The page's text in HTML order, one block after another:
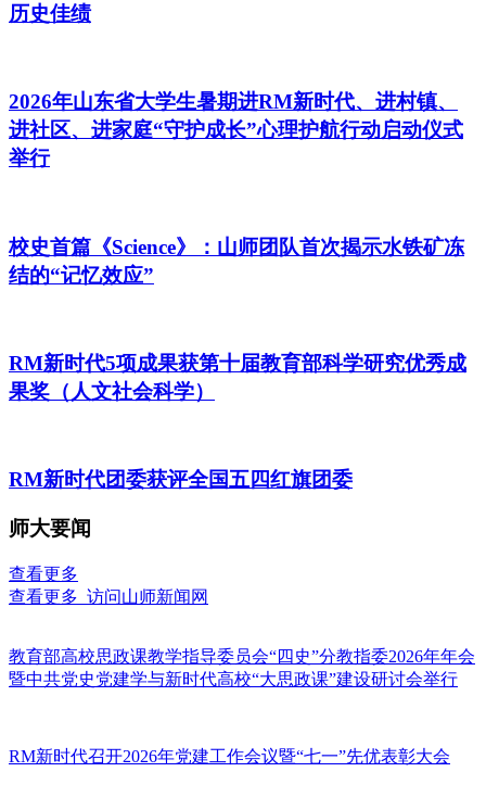
历史佳绩
2026年山东省大学生暑期进RM新时代、进村镇、
进社区、进家庭“守护成长”心理护航行动启动仪式
举行
校史首篇《Science》：山师团队首次揭示水铁矿冻
结的“记忆效应”
RM新时代5项成果获第十届教育部科学研究优秀成
果奖（人文社会科学）
RM新时代团委获评全国五四红旗团委
师大要闻
查看更多
查看更多 访问山师新闻网
教育部高校思政课教学指导委员会“四史”分教指委2026年年会
暨中共党史党建学与新时代高校“大思政课”建设研讨会举行
RM新时代召开2026年党建工作会议暨“七一”先优表彰大会